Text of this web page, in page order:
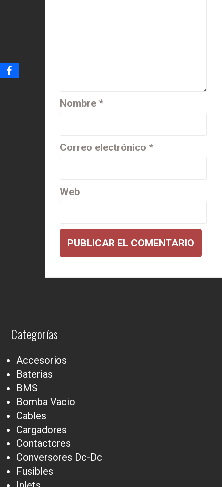
Nombre *
Correo electrónico *
Web
Categorías
Accesorios
Baterias
BMS
Bomba Vacio
Cables
Cargadores
Contactores
Conversores Dc-Dc
Fusibles